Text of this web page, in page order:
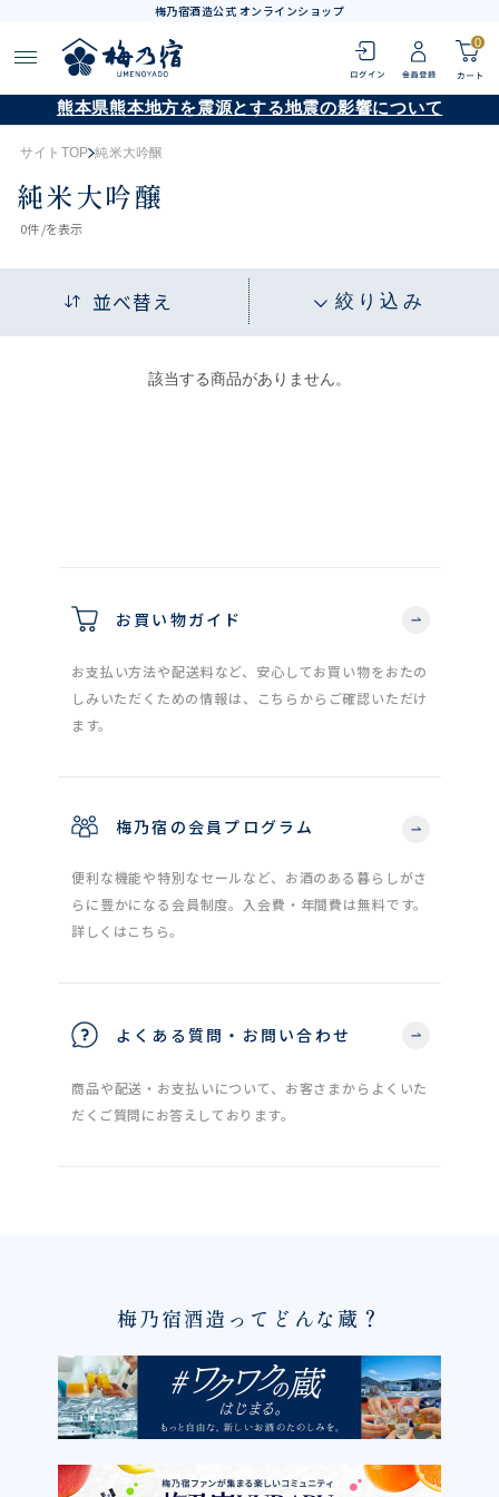
梅乃宿酒造公式 オンラインショップ
0
熊本県熊本地方を震源とする地震の影響について
サイトTOP 純米大吟醸
純米大吟醸
0件 /を表示
並べ替え 絞り込み
該当する商品がありません。
お買い物ガイド
お支払い方法や配送料など、安心してお買い物をおたの
しみいただくための情報は、こちらからご確認いただけ
ます。
梅乃宿の会員プログラム
便利な機能や特別なセールなど、お酒のある暮らしがさ
らに豊かになる会員制度。入会費・年間費は無料です。
詳しくはこちら。
よくある質問・お問い合わせ
商品や配送・お支払いについて、お客さまからよくいた
だくご質問にお答えしております。
梅乃宿酒造ってどんな蔵？